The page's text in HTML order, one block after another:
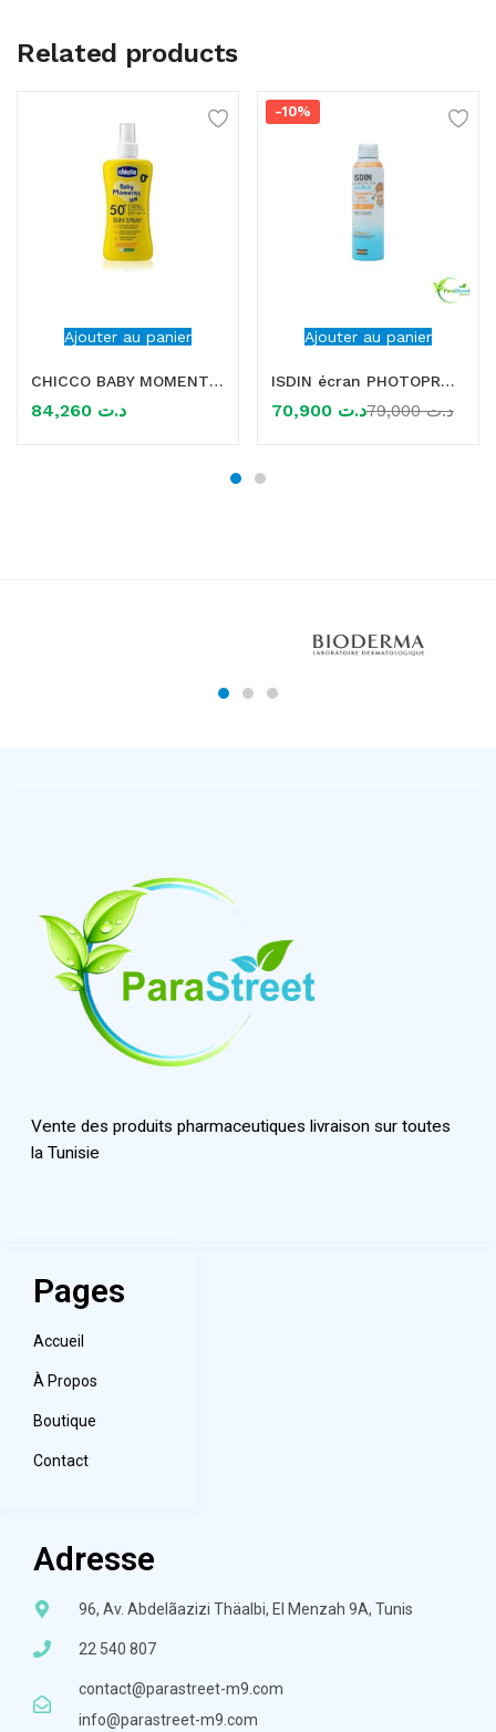
Related products
Ajouter au panier
CHICCO BABY MOMENT SUN SPRAY SPF50+ 0M+ 150ML
د.ت
Ajouter au panier
-10%
ISDIN écran PHOTOPROTECTION PEDIATRICS TRANSPARENT SPRAY KIDS SPF50, 250ML
د.ت د.ت79,000
Vente des produits pharmaceutiques livraison sur toutes
la Tunisie
Pages
Accueil
À Propos
Boutique
Contact
Adresse
96, Av. Abdelãazizi Thäalbi, El Menzah 9A, Tunis
22 540 807
contact@parastreet-m9.com
info@parastreet-m9.com